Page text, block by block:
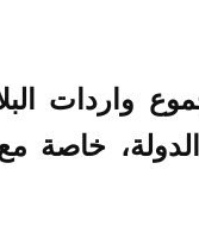
من مجموع واردات
خاصة